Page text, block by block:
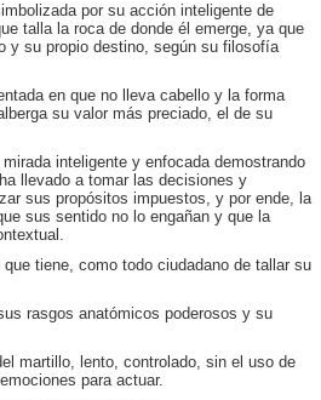
por su acción inteligente de
talla la roca de donde él emerge, ya que
y su propio destino, según su filosofía
en que no lleva cabello y la forma
su valor más preciado, el de su
inteligente y enfocada demostrando
llevado a tomar las decisiones y
sus propósitos impuestos, y por ende, la
sus sentido no lo engañan y que la
que tiene, como todo ciudadano de tallar su
rasgos anatómicos poderosos y su
martillo, lento, controlado, sin el uso de
para actuar.